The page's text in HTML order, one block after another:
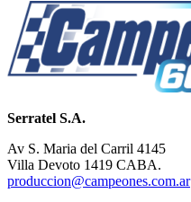
Serratel S.A.
Av S. Maria del Carril 4145
Villa Devoto 1419 CABA.
produccion@campeones.com.ar